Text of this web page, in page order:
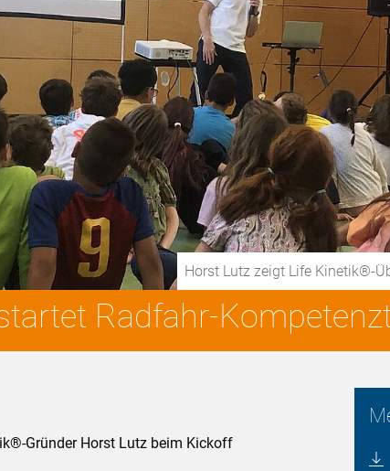
Horst Lutz zeigt Life Kinetik®-
Radfahr-
Gründer Horst Lutz beim Kickoff